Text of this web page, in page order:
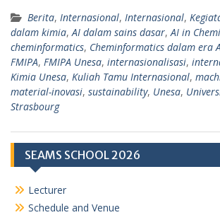
Berita, Internasional, Internasional,
dalam kimia,AI dalam sains dasar,AI in
cheminformatics, Cheminformatics dalam era
FMIPA, FMIPA Unesa, internasionalisasi,
Kimia Unesa, Kuliah Tamu Internasional,
material-inovasi, sustainability, Unesa,
Strasbourg
SEAMS SCHOOL 2026
Lecturer
Schedule and Venue